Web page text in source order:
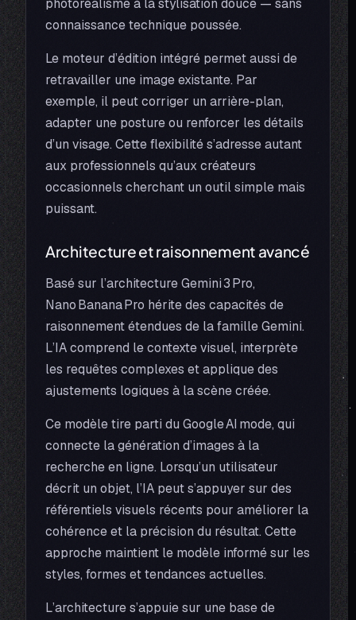
photoréalisme à la stylisation douce — sans
connaissance technique poussée.
Le moteur d’édition intégré permet aussi de
retravailler une image existante. Par
exemple, il peut corriger un arrière-plan,
adapter une posture ou renforcer les détails
d’un visage. Cette flexibilité s’adresse autant
aux professionnels qu’aux créateurs
occasionnels cherchant un outil simple mais
puissant.
Architecture et raisonnement avancé
Basé sur l’architecture Gemini 3 Pro,
Nano Banana Pro hérite des capacités de
raisonnement étendues de la famille Gemini.
L’IA comprend le contexte visuel, interprète
les requêtes complexes et applique des
ajustements logiques à la scène créée.
Ce modèle tire parti du Google AI mode, qui
connecte la génération d’images à la
recherche en ligne. Lorsqu’un utilisateur
décrit un objet, l’IA peut s’appuyer sur des
référentiels visuels récents pour améliorer la
cohérence et la précision du résultat. Cette
approche maintient le modèle informé sur les
styles, formes et tendances actuelles.
L’architecture s’appuie sur une base de